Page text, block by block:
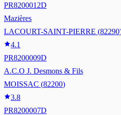
PR8200012D
Mazières
LACOURT-SAINT-PIERRE (82290
4.1
PR8200009D
A.C.O J. Desmons & Fils
MOISSAC (82200)
3.8
PR8200007D